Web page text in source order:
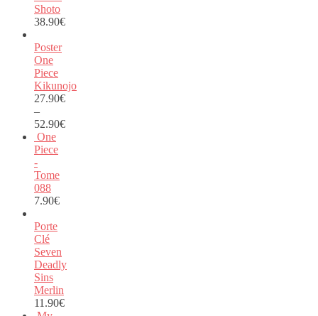
Shoto
38.90€
Poster
One
Piece
Kikunojo
27.90€
–
52.90€
One
Piece
-
Tome
088
7.90€
Porte
Clé
Seven
Deadly
Sins
Merlin
11.90€